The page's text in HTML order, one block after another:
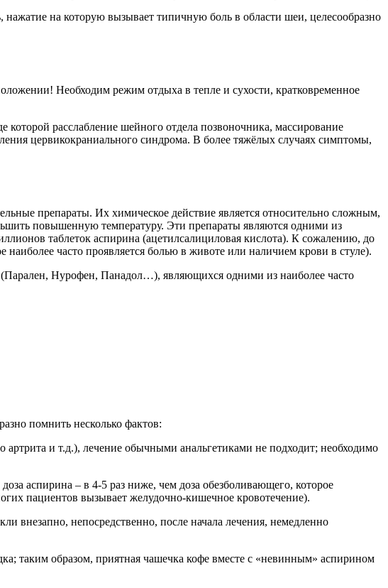
на которую вызывает типичную боль в области шеи, целесообразно
Необходим режим отдыха в тепле и сухости, кратковременное
расслабление шейного отдела позвоночника, массирование
цервикокраниального синдрома. В более тяжёлых случаях симптомы,
препараты. Их химическое действие является относительно сложным,
повышенную температуру. Эти препараты являются одними из
таблеток аспирина (ацетилсалициловая кислота). К сожалению, до
часто проявляется болью в животе или наличием крови в стуле).
Нурофен, Панадол…), являющихся одними из наиболее часто
помнить несколько фактов:
артрита и т.д.), лечение обычными анальгетиками не подходит; необходимо
аспирина – в 4-5 раз ниже, чем доза обезболивающего, которое
пациентов вызывает желудочно-кишечное кровотечение).
внезапно, непосредственно, после начала лечения, немедленно
таким образом, приятная чашечка кофе вместе с «невинным» аспирином